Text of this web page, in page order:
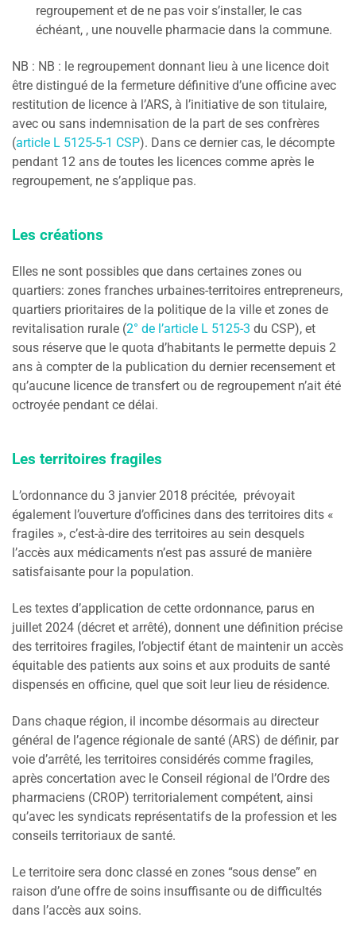
regroupement et de ne pas voir s’installer, le cas
échéant, , une nouvelle pharmacie dans la commune.
NB : NB : le regroupement donnant lieu à une licence doit
être distingué de la fermeture définitive d’une officine avec
restitution de licence à l’ARS, à l’initiative de son titulaire,
avec ou sans indemnisation de la part de ses confrères
(article L 5125-5-1 CSP). Dans ce dernier cas, le décompte
pendant 12 ans de toutes les licences comme après le
regroupement, ne s’applique pas.
Les créations
Elles ne sont possibles que dans certaines zones ou
quartiers: zones franches urbaines-territoires entrepreneurs,
quartiers prioritaires de la politique de la ville et zones de
revitalisation rurale (2° de l’article L 5125-3 du CSP), et
sous réserve que le quota d’habitants le permette depuis 2
ans à compter de la publication du dernier recensement et
qu’aucune licence de transfert ou de regroupement n’ait été
octroyée pendant ce délai.
Les territoires fragiles
L’ordonnance du 3 janvier 2018 précitée, prévoyait
également l’ouverture d’officines dans des territoires dits «
fragiles », c’est-à-dire des territoires au sein desquels
l’accès aux médicaments n’est pas assuré de manière
satisfaisante pour la population.
Les textes d’application de cette ordonnance, parus en
juillet 2024 (décret et arrêté), donnent une définition précise
des territoires fragiles, l’objectif étant de maintenir un accès
équitable des patients aux soins et aux produits de santé
dispensés en officine, quel que soit leur lieu de résidence.
Dans chaque région, il incombe désormais au directeur
général de l’agence régionale de santé (ARS) de définir, par
voie d’arrêté, les territoires considérés comme fragiles,
après concertation avec le Conseil régional de l’Ordre des
pharmaciens (CROP) territorialement compétent, ainsi
qu’avec les syndicats représentatifs de la profession et les
conseils territoriaux de santé.
Le territoire sera donc classé en zones “sous dense” en
raison d’une offre de soins insuffisante ou de difficultés
dans l’accès aux soins.